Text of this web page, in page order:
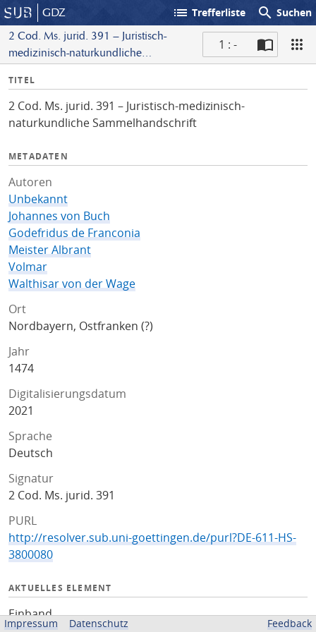
GDZ list Trefferliste search Suchen
2 Cod. Ms. jurid. 391 – Juristisch-
medizinisch-naturkundliche
1 : -
I
f
o
TITEL
2 Cod. Ms. jurid. 391 – Juristisch-medizinisch-
naturkundliche Sammelhandschrift
METADATEN
Autoren
Unbekannt
Johannes von Buch
Godefridus de Franconia
Meister Albrant
Volmar
Walthisar von der Wage
Ort
Nordbayern, Ostfranken (?)
Jahr
1474
Digitalisierungsdatum
2021
Sprache
Deutsch
Signatur
2 Cod. Ms. jurid. 391
PURL
http://resolver.sub.uni-goettingen.de/purl?DE-611-HS-
3800080
AKTUELLES ELEMENT
Einband
Impressum Datenschutz Feedback